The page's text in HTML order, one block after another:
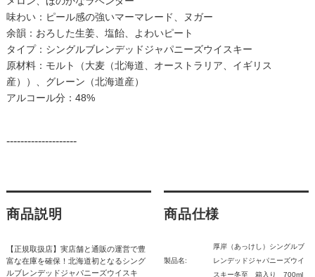
味わい：ピール感の強いマーマレード、ヌガー
余韻：おろした生姜、塩飴、よわいピート
タイプ：シングルブレンデッドジャパニーズウイスキー
原材料：モルト（大麦（北海道、オーストラリア、イギリス
産））、グレーン（北海道産）
アルコール分：48%
--------------------
商品説明
【正規取扱店】実店舗と通販の運営で豊
富な在庫を確保！北海道初となるシング
ルブレンデッドジャパニーズウイスキ
商品仕様
製品名:
厚岸（あっけし）シングルブ
レンデッドジャパニーズウイ
スキー冬至 箱入り 700ml